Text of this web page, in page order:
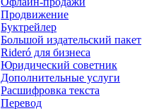
Продвижение
Буктрейлер
Большой издательский пакет
Rideró для бизнеса
Юридический советник
Дополнительные услуги
Расшифровка текста
Перевод